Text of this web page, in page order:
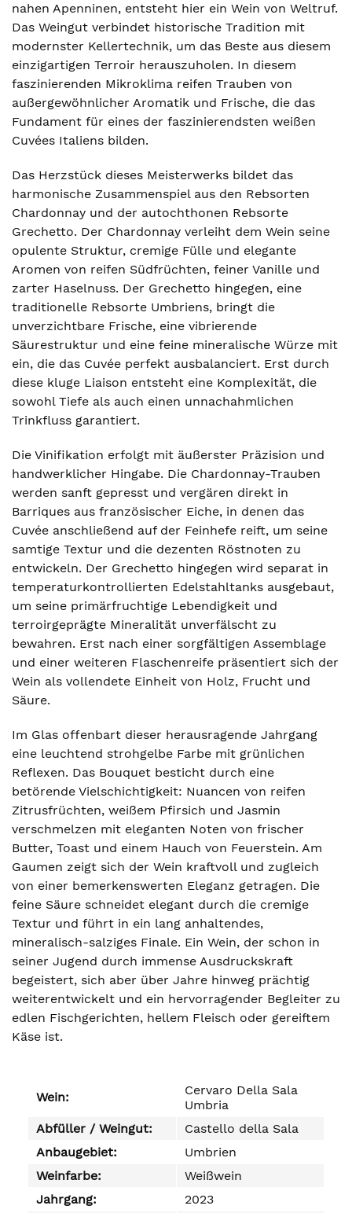
nahen Apenninen, entsteht hier ein Wein von Weltruf.
Das Weingut verbindet historische Tradition mit
modernster Kellertechnik, um das Beste aus diesem
einzigartigen Terroir herauszuholen. In diesem
faszinierenden Mikroklima reifen Trauben von
außergewöhnlicher Aromatik und Frische, die das
Fundament für eines der faszinierendsten weißen
Cuvées Italiens bilden.
Das Herzstück dieses Meisterwerks bildet das
harmonische Zusammenspiel aus den Rebsorten
Chardonnay und der autochthonen Rebsorte
Grechetto. Der Chardonnay verleiht dem Wein seine
opulente Struktur, cremige Fülle und elegante
Aromen von reifen Südfrüchten, feiner Vanille und
zarter Haselnuss. Der Grechetto hingegen, eine
traditionelle Rebsorte Umbriens, bringt die
unverzichtbare Frische, eine vibrierende
Säurestruktur und eine feine mineralische Würze mit
ein, die das Cuvée perfekt ausbalanciert. Erst durch
diese kluge Liaison entsteht eine Komplexität, die
sowohl Tiefe als auch einen unnachahmlichen
Trinkfluss garantiert.
Die Vinifikation erfolgt mit äußerster Präzision und
handwerklicher Hingabe. Die Chardonnay-Trauben
werden sanft gepresst und vergären direkt in
Barriques aus französischer Eiche, in denen das
Cuvée anschließend auf der Feinhefe reift, um seine
samtige Textur und die dezenten Röstnoten zu
entwickeln. Der Grechetto hingegen wird separat in
temperaturkontrollierten Edelstahltanks ausgebaut,
um seine primärfruchtige Lebendigkeit und
terroirgeprägte Mineralität unverfälscht zu
bewahren. Erst nach einer sorgfältigen Assemblage
und einer weiteren Flaschenreife präsentiert sich der
Wein als vollendete Einheit von Holz, Frucht und
Säure.
Im Glas offenbart dieser herausragende Jahrgang
eine leuchtend strohgelbe Farbe mit grünlichen
Reflexen. Das Bouquet besticht durch eine
betörende Vielschichtigkeit: Nuancen von reifen
Zitrusfrüchten, weißem Pfirsich und Jasmin
verschmelzen mit eleganten Noten von frischer
Butter, Toast und einem Hauch von Feuerstein. Am
Gaumen zeigt sich der Wein kraftvoll und zugleich
von einer bemerkenswerten Eleganz getragen. Die
feine Säure schneidet elegant durch die cremige
Textur und führt in ein lang anhaltendes,
mineralisch-salziges Finale. Ein Wein, der schon in
seiner Jugend durch immense Ausdruckskraft
begeistert, sich aber über Jahre hinweg prächtig
weiterentwickelt und ein hervorragender Begleiter zu
edlen Fischgerichten, hellem Fleisch oder gereiftem
Käse ist.
Wein:
Cervaro Della Sala
Umbria
Abfüller / Weingut:
Castello della Sala
Anbaugebiet:
Umbrien
Weinfarbe:
Weißwein
Jahrgang:
2023